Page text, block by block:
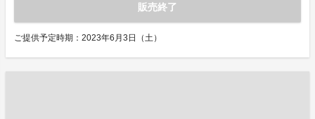
販売終了
ご提供予定時期：2023年6月3日（土）